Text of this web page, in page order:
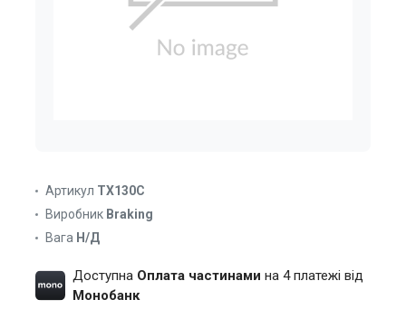
Артикул TX130C
Виробник Braking
Вага Н/Д
Доступна Оплата частинами на 4 платежі від
Монобанк